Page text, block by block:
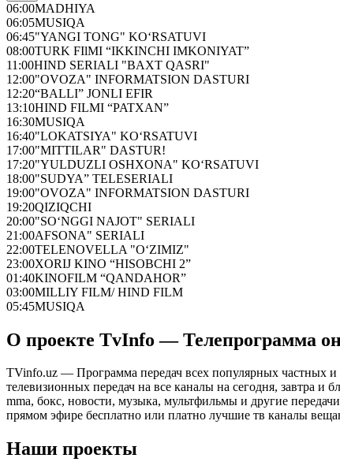
06:00MADHIYA
06:05MUSIQA
06:45"YANGI TONG" KO‘RSATUVI
08:00TURK FIlMI “IKKINCHI IMKONIYAT”
11:00HIND SERIALI "BAXT QASRI"
12:00"OVOZA" INFORMATSION DASTURI
12:20“BALLI” JONLI EFIR
13:10HIND FILMI “PATXAN”
16:30MUSIQA
16:40"LOKATSIYA" KO‘RSATUVI
17:00"MITTILAR" DASTUR!
17:20"YULDUZLI OSHXONA" KO‘RSATUVI
18:00"SUDYA” TELESERIALI
19:00"OVOZA" INFORMATSION DASTURI
19:20QIZIQCHI
20:00"SO‘NGGI NAJOT" SERIALI
21:00AFSONA" SERIALI
22:00TELENOVELLA "O‘ZIMIZ"
23:00XORIJ KINO “HISOBCHI 2”
01:40KINOFILM “QANDAHOR”
03:00MILLIY FILM/ HIND FILM
05:45MUSIQA
О проекте TvInfo — Телепрограмма
TVinfo.uz — Программа передач всех популярных частных и
телевизионных передач на все каналы на сегодня, завтра
mma, бокс, новости, музыка, мультфильмы и другие
прямом эфире бесплатно или платно лучшие тв каналы
Наши проекты